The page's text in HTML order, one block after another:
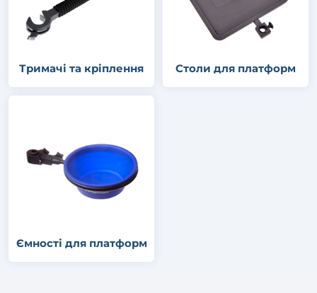
Тримачі та кріплення Столи для платформ
Ємності для платформ